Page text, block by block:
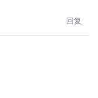
回复